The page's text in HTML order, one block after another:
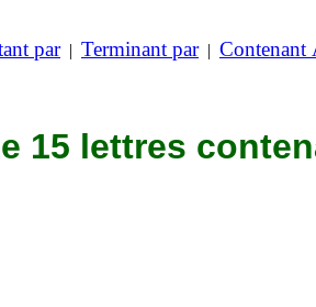
par| Terminant par| Contenant
15 lettres